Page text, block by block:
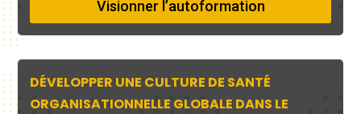
Visionner l’autoformation
DÉVELOPPER UNE CULTURE DE SANTÉ
ORGANISATIONNELLE GLOBALE DANS LE